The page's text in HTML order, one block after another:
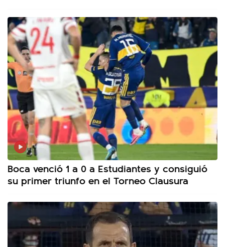
Boca venció 1 a 0 a Estudiantes y consiguió
su primer triunfo en el Torneo Clausura